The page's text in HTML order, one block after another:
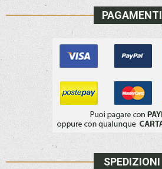
PAGAMENTI
SPEDIZIONI